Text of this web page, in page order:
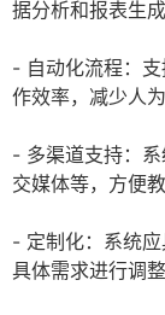
据分析和报表生
- 自动化流程：
作效率，减少人为
- 多渠道支持：
交媒体等，方便
- 定制化：系统
具体需求进行调整